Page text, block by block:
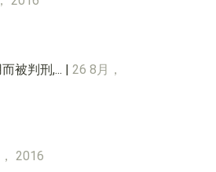
被判刑,... | 26 8月，
2016